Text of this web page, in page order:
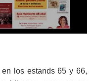
los estands 65 y 66,